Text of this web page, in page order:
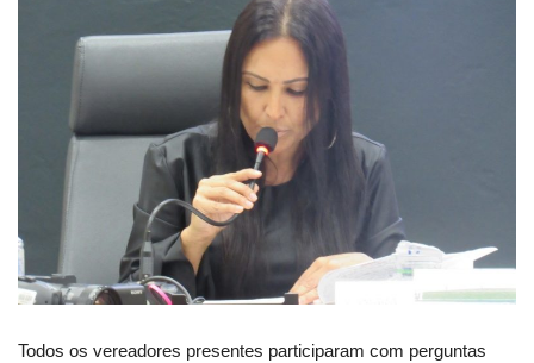
Todos os vereadores presentes participaram com perguntas